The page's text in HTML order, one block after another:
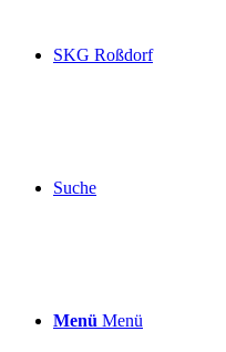
SKG Roßdorf
Suche
Menü Menü